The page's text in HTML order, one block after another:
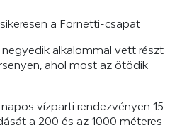
a Fornetti-csapat
alkalommal vett részt
ahol most az ötödik
vízparti rendezvényen 15
a 200 és az 1000 méteres